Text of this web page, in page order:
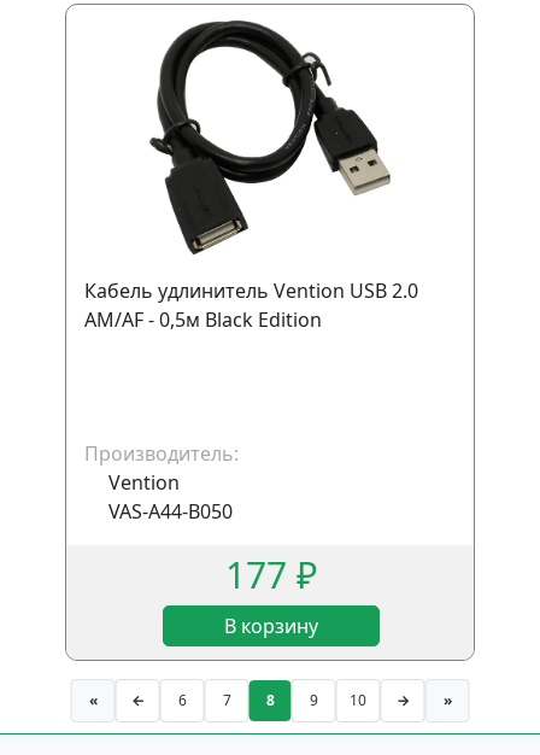
Кабель удлинитель Vention USB 2.0
AM/AF - 0,5м Black Edition
Производитель:
Vention
VAS-A44-B050
177 ₽
В корзину
« ← 6 7 8 9 10 → »